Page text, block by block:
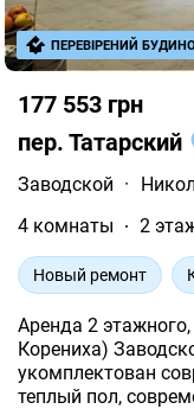
177 553 грн
пер. Татарский
Заводской ·
4 комнаты
2
Новый ремонт
Аренда 2
Корениха)
укомплектован
теплый пол,
ПЕРЕВІРЕНИЙ